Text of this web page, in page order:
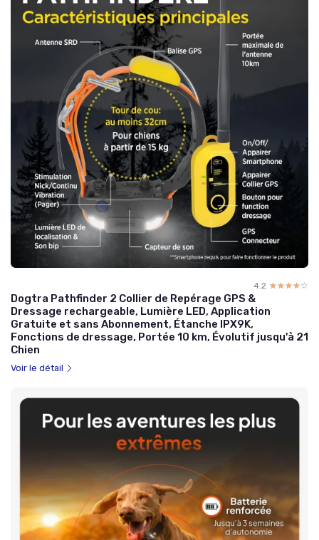
4.2 ☆☆☆☆☆
★★★★★
Dogtra Pathfinder 2 Collier de Repérage GPS &
Dressage rechargeable, Lumière LED, Application
Gratuite et sans Abonnement, Étanche IPX9K,
Fonctions de dressage, Portée 10 km, Évolutif jusqu'à 21
Chien
Voir le détail